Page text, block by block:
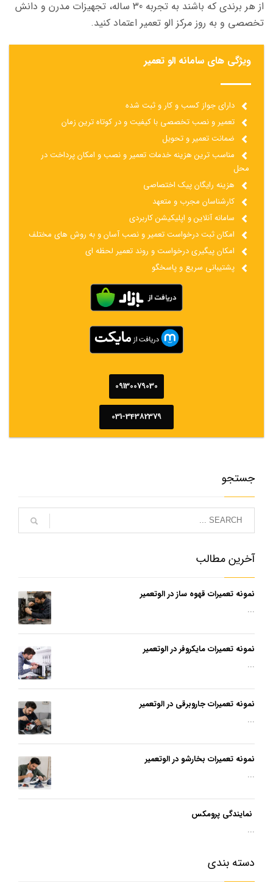
از هر برندی که باشند به تجربه 30 ساله، تجهیزات مدرن و دانش
تخصصی و به روز مرکز الو تعمیر اعتماد کنید.
ویژگی های سامانه الو تعمیر
دارای جواز کسب و کار و ثبت شده
تعمیر و نصب تخصصی با کیفیت و در کوتاه ترین زمان
ضمانت تعمیر و تحویل
مناسب ترین هزینه خدمات تعمیر و نصب و امکان پرداخت در
محل
هزینه رایگان پیک اختصاصی
کارشناسان مجرب و متعهد
سامانه آنلاین و اپلیکیشن کاربردی
امکان ثبت درخواست تعمیر و نصب آسان و به روش های مختلف
امکان پیگیری درخواست و روند تعمیر لحظه ای
پشتیبانی سریع و پاسخگو
09130079030
031-34382379
جستجو
آخرین مطالب
نمونه تعمیرات قهوه ساز در الوتعمیر
...
نمونه تعمیرات مایکروفر در الوتعمیر
...
نمونه تعمیرات جاروبرقی در الوتعمیر
...
نمونه تعمیرات بخارشو در الوتعمیر
...
نمایندگی پرومکس
...
دسته بندی